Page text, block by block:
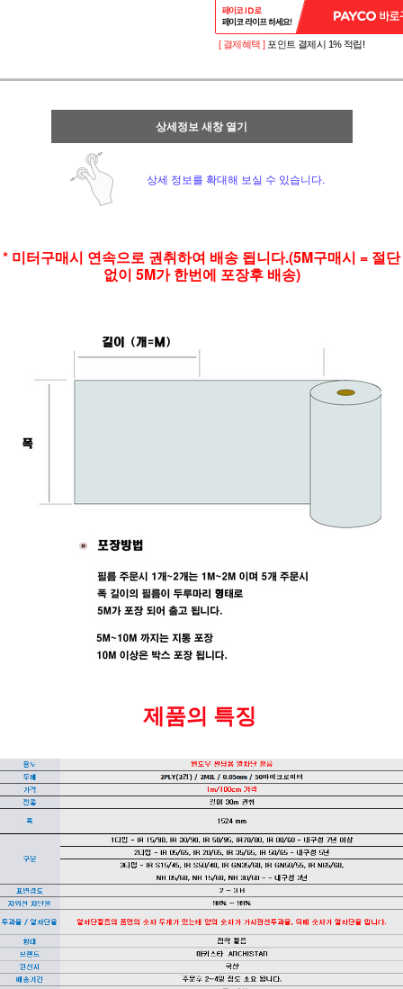
[ 결제혜택 ] 포인트 결제시 1% 적립!
상세정보 새창 열기
상세 정보를 확대해 보실 수 있습니다.
* 미터구매시 연속으로 권취하여 배송 됩니다.(5M구매시 = 절단
없이 5M가 한번에 포장후 배송)
제품의 특징